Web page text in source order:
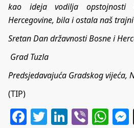
kao ideja vodilja
Hercegovine, bila i ostala naš
Sretan Dan državnosti Bosne i
Grad Tuzla
Predsjedavajuća Gradskog vijeća,
(TIP)
Facebook
Twitter
LinkedIn
Viber